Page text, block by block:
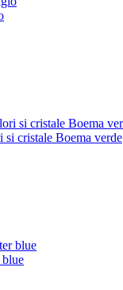
si cristale Boema verde